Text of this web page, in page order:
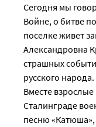
Сегодня мы
Войне, о битве
поселке живет
Александровна
страшных
русского народа.
Вместе
Сталинграде
песню «Катюша»,